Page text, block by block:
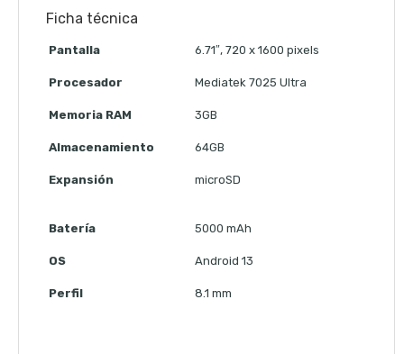
Ficha técnica
Pantalla 6.71″, 720 x 1600 pixels
Procesador Mediatek 7025 Ultra
Memoria RAM 3GB
Almacenamiento 64GB
Expansión microSD
Batería 5000 mAh
OS Android 13
Perfil 8.1 mm